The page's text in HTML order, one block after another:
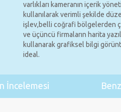
varlıkları kameranın içerik
kullanılarak verimli şekilde
işlev,belli coğrafi bölgelerden
ve üçüncü firmaların harita
kullanarak grafiksel bilgi
ideal.
İncelemesi